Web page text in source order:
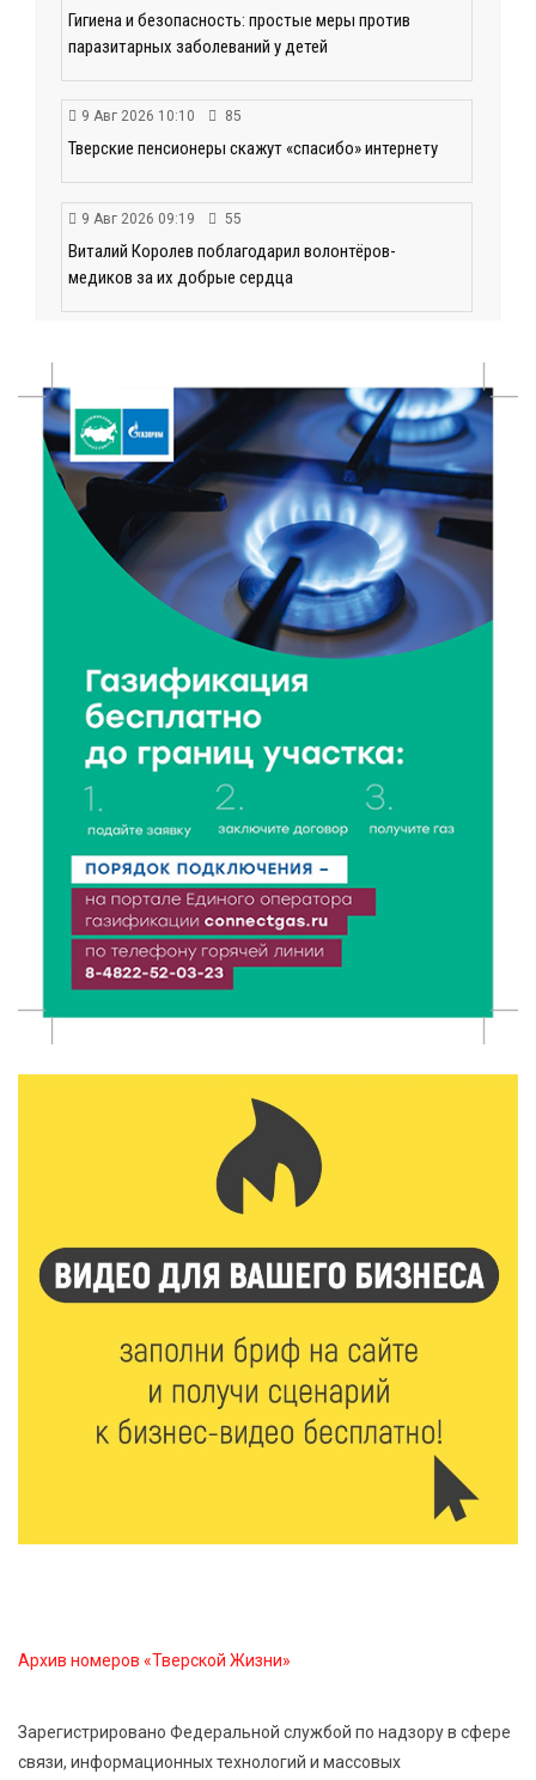
Гигиена и безопасность: простые меры против
паразитарных заболеваний у детей
9 Авг 2026 10:10 85
Тверские пенсионеры скажут «спасибо» интернету
9 Авг 2026 09:19 55
Виталий Королев поблагодарил волонтёров-
медиков за их добрые сердца
физкультурника турниром по настольному теннису
8 Авг 2026 19:37 401
Когда тренироваться в жару: тренер дал чёткие
рекомендации по безопасным занятиям на улице
8 Авг 2026 18:37 348
Дороги становятся лучше: в Калининском округе
продолжается масштабный ремонт
8 Авг 2026 17:37 653
Защита с первых дней: почему так важна
вакцинация новорождённых
8 Авг 2026 17:17 585
Виталий Королев поздравил ветерана из Твери со
100-летием
8 Авг 2026 16:37 413
20 гектаров под борщевиком: в Вышневолоцком
Светофор, ЮИДовцы и ГИБДД: в Ржевском округе
напомнили о важности дорожной дисциплины
8 Авг 2026 14:37 391
Педагог детского сада Святой Анны
Кашинской — лауреат всероссийского конкурса
Тверские экологи сняли на видео медвежий обед
в 2026 году?
8 Авг 2026 12:37 479
Забыл вещи в транспорте? Рассказываем, что ждёт
Архив номеров «Тверской Жизни»
Зарегистрировано Федеральной службой по надзору в сфере
связи, информационных технологий и массовых